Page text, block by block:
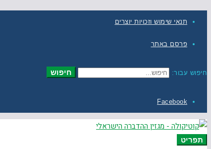
תנאי שימוש וזכויות יוצרים
פרסם באתר
חיפוש עבור: חיפוש
Facebook
תפריט